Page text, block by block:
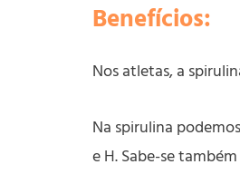
Benefícios:
Nos atletas, a
Na spirulina
e H. Sabe-se